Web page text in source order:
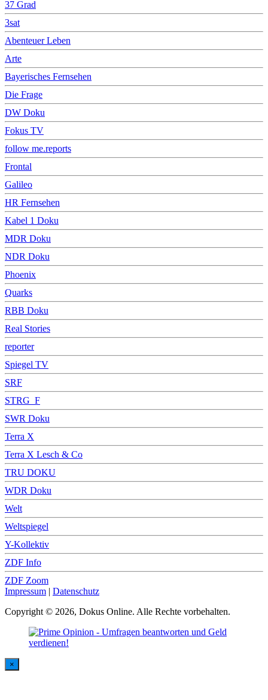
37 Grad
3sat
Abenteuer Leben
Arte
Bayerisches Fernsehen
Die Frage
DW Doku
Fokus TV
follow me.reports
Frontal
Galileo
HR Fernsehen
Kabel 1 Doku
MDR Doku
NDR Doku
Phoenix
Quarks
RBB Doku
Real Stories
reporter
Spiegel TV
SRF
STRG_F
SWR Doku
Terra X
Terra X Lesch & Co
TRU DOKU
WDR Doku
Welt
Weltspiegel
Y-Kollektiv
ZDF Info
ZDF Zoom
Impressum | Datenschutz
Copyright © 2026, Dokus Online. Alle Rechte vorbehalten.
×